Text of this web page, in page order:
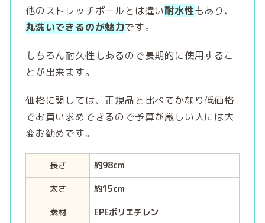
他のストレッチポールとは違い耐水性もあり、
丸洗いできるのが魅力です。
もちろん耐久性もあるので長期的に使用するこ
とが出来ます。
価格に関しては、正規品と比べてかなり低価格
でお買い求めできるので予算が厳しい人には大
変お勧めです。
長さ
約98cm
太さ
約15cm
素材
EPEポリエチレン